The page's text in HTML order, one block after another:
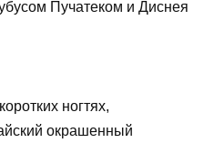
Пучатеком и Диснея
ногтях,
окрашенный